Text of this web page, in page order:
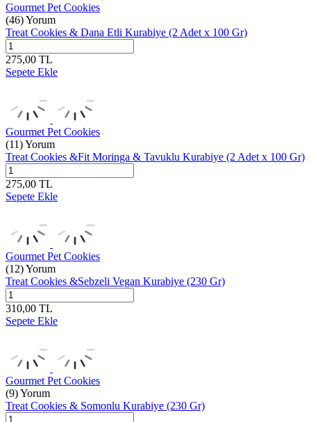
Gourmet Pet Cookies
(46) Yorum
Treat Cookies & Dana Etli Kurabiye (2 Adet x 100 Gr)
275,00 TL
Sepete Ekle
Gourmet Pet Cookies
(11) Yorum
Treat Cookies &Fit Moringa & Tavuklu Kurabiye (2 Adet x 100 Gr)
275,00 TL
Sepete Ekle
Gourmet Pet Cookies
(12) Yorum
Treat Cookies &Sebzeli Vegan Kurabiye (230 Gr)
310,00 TL
Sepete Ekle
Gourmet Pet Cookies
(9) Yorum
Treat Cookies & Somonlu Kurabiye (230 Gr)